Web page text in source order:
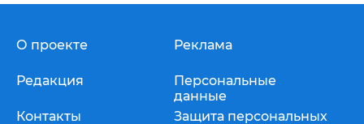
О проекте
Редакция
Контакты
Реклама
Персональные
данные
Защита персональных